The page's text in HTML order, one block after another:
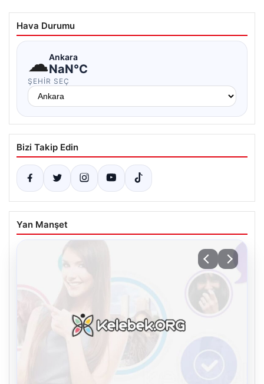
Hava Durumu
☁Ankara
NaN°C
ŞEHIR SEÇ
Bizi Takip Edin
Yan Manşet